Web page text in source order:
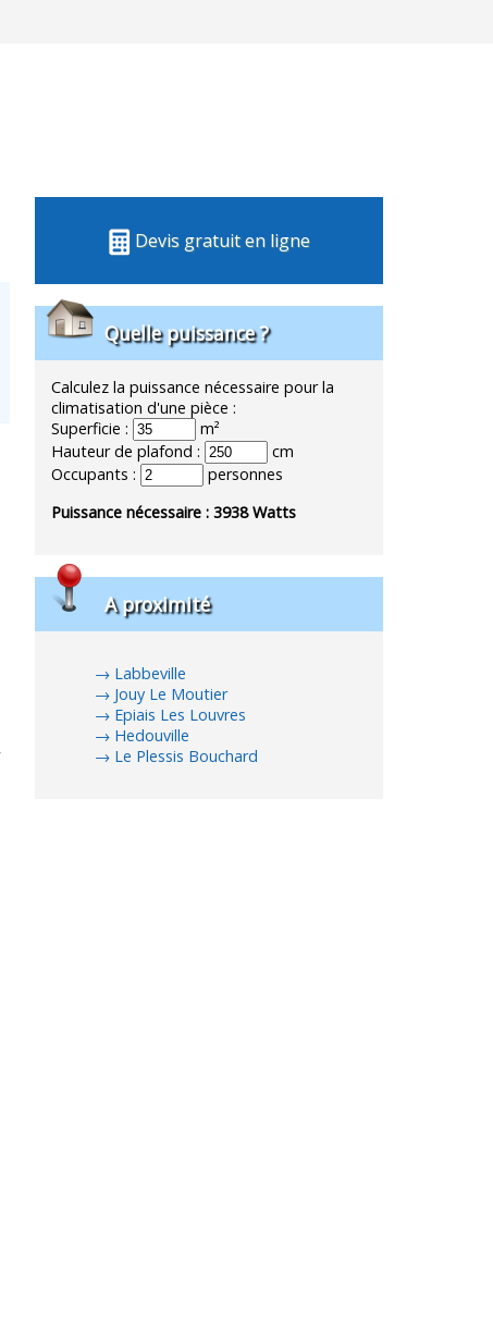
Devis gratuit en ligne
Quelle puissance ?
Calculez la puissance nécessaire pour la
climatisation d'une pièce :
Superficie :
m²
Hauteur de plafond :
cm
Occupants :
personnes
Puissance nécessaire :3938Watts
A proximité
Labbeville
Jouy Le Moutier
Epiais Les Louvres
Hedouville
Le Plessis Bouchard